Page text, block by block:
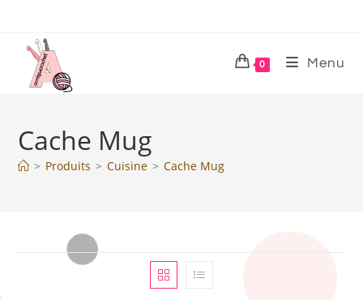
0 Menu
Cache Mug
> Produits > Cuisine > Cache Mug